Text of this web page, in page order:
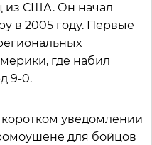
из США. Он начал
в 2005 году. Первые
где набил
9-0.
коротком уведомлении
для бойцов